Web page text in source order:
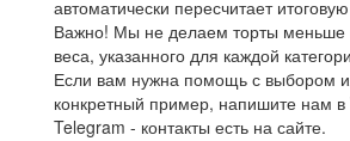
автоматически пересчитает
Важно! Мы не делаем торты меньше
веса, указанного для каждой
Если вам нужна помощь с выбором
конкретный пример, напишите нам
Telegram - контакты есть на сайте.